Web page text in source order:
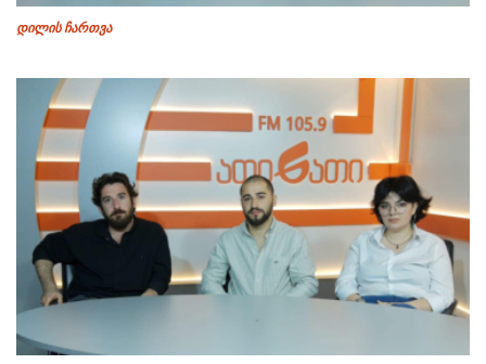
დილის ჩართვა